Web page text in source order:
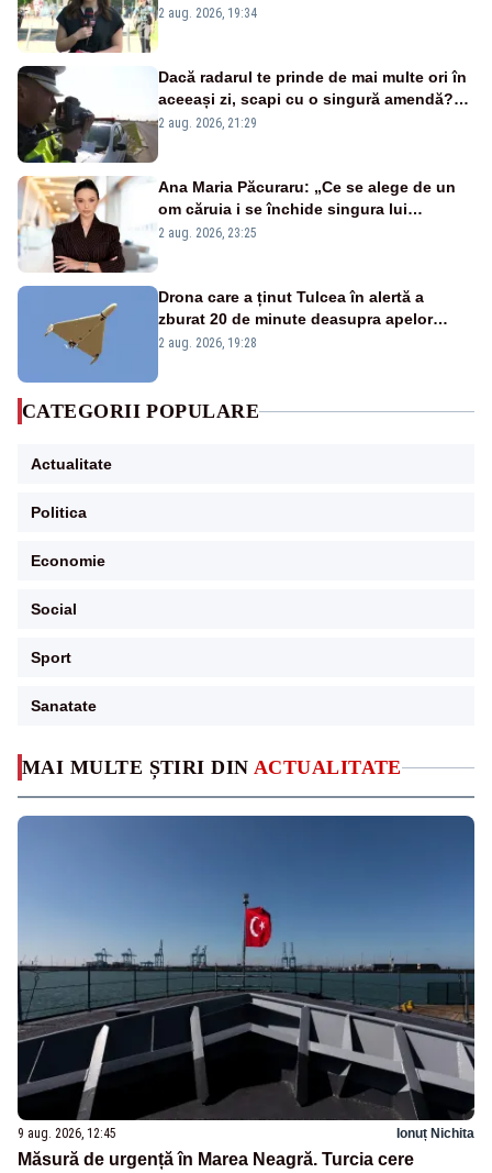
MAI MULTE ȘTIRI DIN ACTUALITATE
9 aug. 2026, 12:45 Ionuț Nichita
Măsură de urgență în Marea Neagră. Turcia cere
energetică
2 aug. 2026, 19:34
Dacă radarul te prinde de mai multe ori în
aceeași zi, scapi cu o singură amendă?
Ce spune legea
2 aug. 2026, 21:29
Ana Maria Păcuraru: „Ce se alege de un
om căruia i se închide singura lui
portiță?”
2 aug. 2026, 23:25
Drona care a ținut Tulcea în alertă a
zburat 20 de minute deasupra apelor
României. Au fost ridicate două F-16
2 aug. 2026, 19:28
CATEGORII POPULARE
Actualitate
Politica
Economie
Social
Sport
Sanatate